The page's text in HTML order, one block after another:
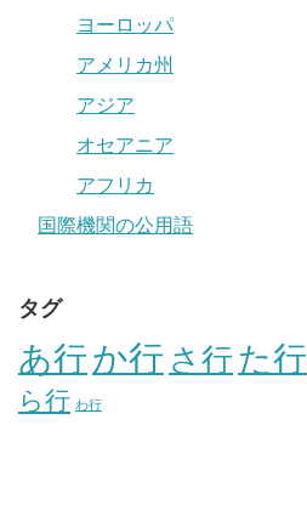
ヨーロッパ
アメリカ州
アジア
オセアニア
アフリカ
国際機関の公用語
タグ
あ行か行 さ行た行
ら行 わ行